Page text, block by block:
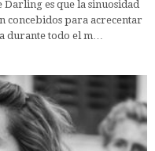
es que la sinuosidad
concebidos para acrecentar
durante todo el m…